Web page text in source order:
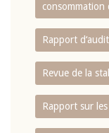
consommation
Rapport
Revue de la
Rapport sur